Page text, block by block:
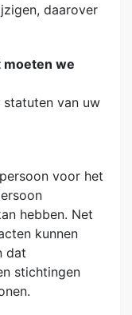
daarover
moeten we
statuten van uw
voor het
hebben. Net
kunnen
dat
stichtingen